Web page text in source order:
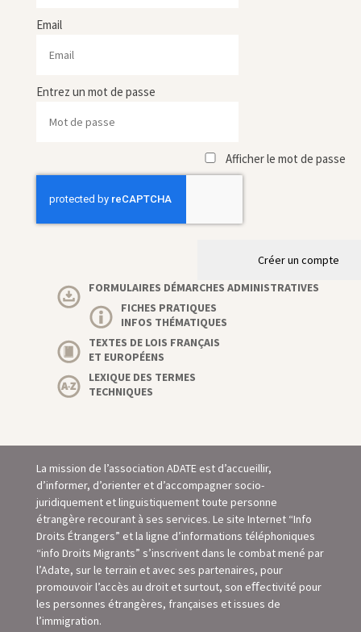
Email
Entrez un mot de passe
Afficher le mot de passe
Créer un compte
FORMULAIRES DÉMARCHES ADMINISTRATIVES
FICHES PRATIQUES
INFOS THÉMATIQUES
TEXTES DE LOIS FRANÇAIS
ET EUROPÉENS
LEXIQUE DES TERMES
TECHNIQUES
La mission de l’association ADATE est d’accueillir,
d’informer, d’orienter et d’accompagner socio-
juridiquement et linguistiquement toute personne
étrangère recourant à ses services. Le site Internet “Info
Droits Étrangers” et la ligne d’informations téléphoniques
“info Droits Migrants” s’inscrivent dans le combat mené par
l’Adate, sur le terrain et avec ses partenaires, pour
promouvoir l’accès au droit et surtout, son eﬀectivité pour
les personnes étrangères, françaises et issues de
l’immigration.